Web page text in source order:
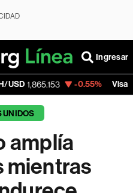
Ingresar
-0.55% Visa 369.59
UNIDOS
amplía
mientras